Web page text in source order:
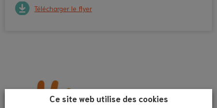
Télécharger le flyer
Ce site web utilise des cookies